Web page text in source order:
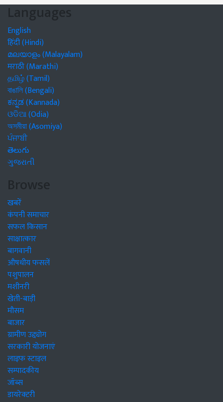
Languages
English
हिंदी (Hindi)
മലയാളം (Malayalam)
मराठी (Marathi)
தமிழ் (Tamil)
বাঙালি (Bengali)
ಕನ್ನಡ (Kannada)
ଓଡିଆ (Odia)
অসমীয়া (Asomiya)
ਪੰਜਾਬੀ
తెలుగు
ગુજરાતી
Browse
खबरें
कंपनी समाचार
सफल किसान
साक्षात्कार
बागवानी
औषधीय फसलें
पशुपालन
मशीनरी
खेती-बाड़ी
मौसम
बाजार
ग्रामीण उद्द्योग
सरकारी योजनाएं
लाइफ स्टाइल
सम्पादकीय
जॉब्स
डायरेक्टरी